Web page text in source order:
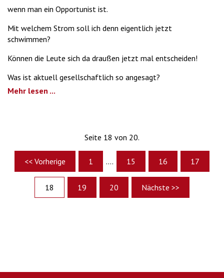
wenn man ein Opportunist ist.
Mit welchem Strom soll ich denn eigentlich jetzt
schwimmen?
Können die Leute sich da draußen jetzt mal entscheiden!
Was ist aktuell gesellschaftlich so angesagt?
Mehr lesen ...
Seite 18 von 20.
<< Vorherige 1 .... 15 16 17
18 19 20 Nächste >>